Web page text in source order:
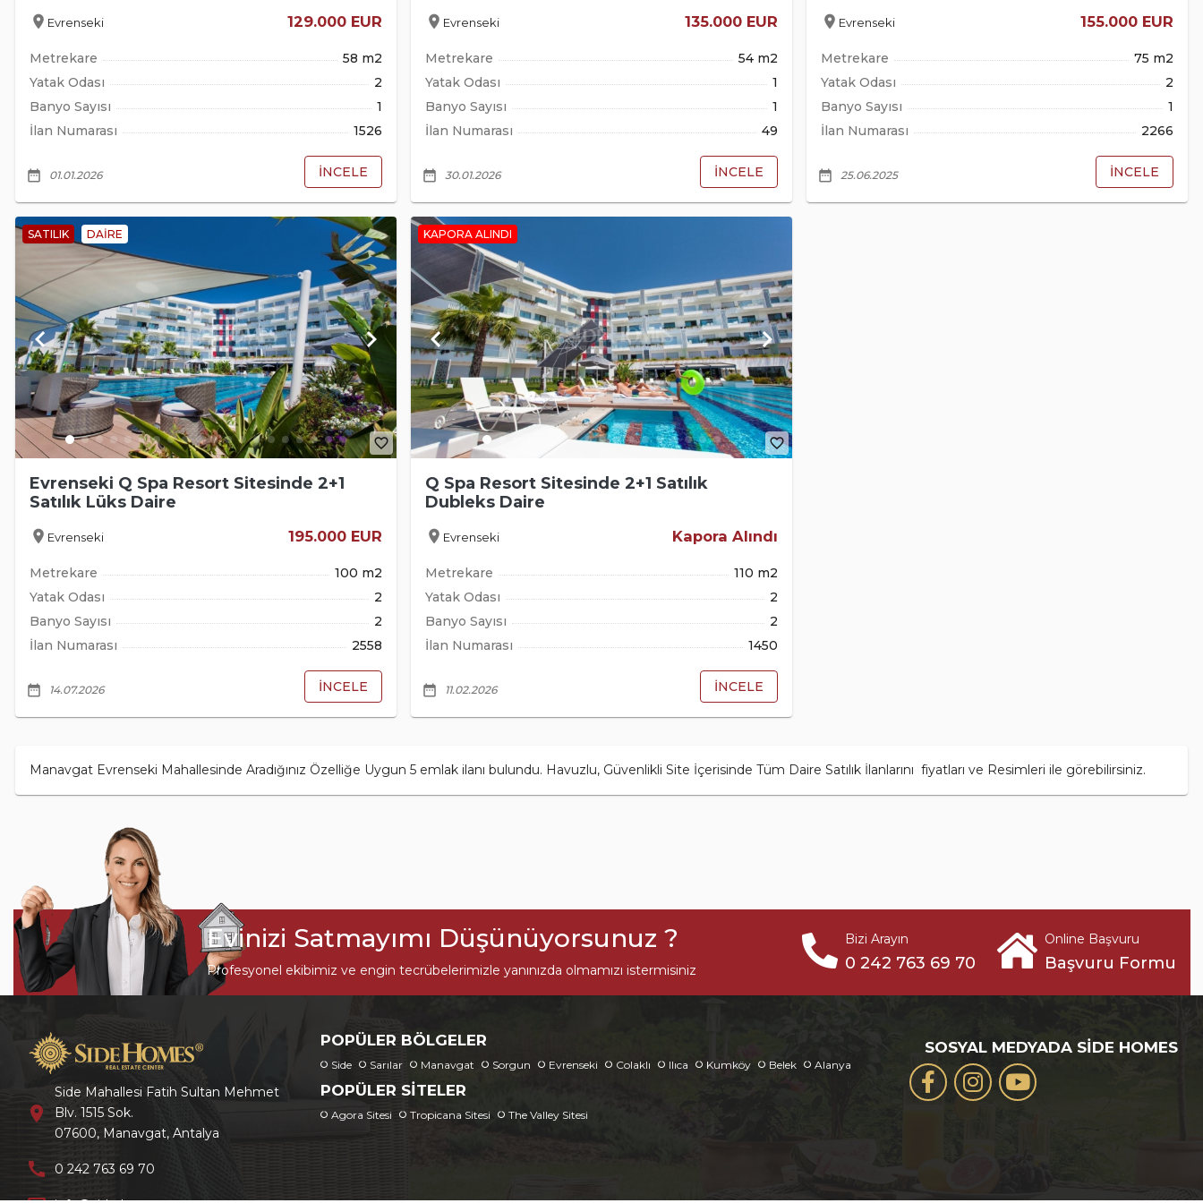
location_on Evrenseki 129.000 EUR
Metrekare
58 m2
Yatak Odası
2
Banyo Sayısı
1
İlan Numarası
1526
date_range 01.01.2026 İNCELE
location_on Evrenseki 135.000 EUR
Metrekare
54 m2
Yatak Odası
1
Banyo Sayısı
1
İlan Numarası
49
date_range 30.01.2026 İNCELE
location_on Evrenseki 155.000 EUR
Metrekare
75 m2
Yatak Odası
2
Banyo Sayısı
1
İlan Numarası
2266
date_range 25.06.2025 İNCELE
SATILIK DAIRE
keyboard_arrow_left keyboard_arrow_right
favorite_border
Evrenseki Q Spa Resort Sitesinde 2+1
Satılık Lüks Daire
location_on Evrenseki 195.000 EUR
Metrekare
100 m2
Yatak Odası
2
Banyo Sayısı
2
İlan Numarası
2558
date_range 14.07.2026 İNCELE
KAPORA ALINDI
keyboard_arrow_left keyboard_arrow_right
favorite_border
Q Spa Resort Sitesinde 2+1 Satılık
Dubleks Daire
location_on Evrenseki Kapora Alındı
Metrekare
110 m2
Yatak Odası
2
Banyo Sayısı
2
İlan Numarası
1450
date_range 11.02.2026 İNCELE
Manavgat Evrenseki Mahallesinde Aradığınız Özelliğe Uygun 5 emlak ilanı bulundu. Havuzlu, Güvenlikli Site İçerisinde Tüm Daire Satılık İlanlarını fiyatları ve Resimleri ile görebilirsiniz.
Evinizi Satmayımı Düşünüyorsunuz ?
Profesyonel ekibimiz ve engin tecrübelerimizle yanınızda olmamızı istermisiniz
Bizi Arayın
0 242 763 69 70
Online Başvuru
Başvuru Formu
location_on
Side Mahallesi Fatih Sultan Mehmet
Blv. 1515 Sok.
07600, Manavgat, Antalya
call 0 242 763 69 70
POPÜLER BÖLGELER
Side Sarılar Manavgat Sorgun Evrenseki Colaklı Ilıca Kumköy Belek Alanya
POPÜLER SITELER
Agora Sitesi Tropicana Sitesi The Valley Sitesi
SOSYAL MEDYADA SIDE HOMES